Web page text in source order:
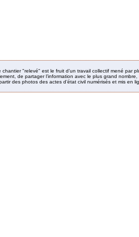
chantier "relevé" est le fruit d’un travail collectif mené par
de partager l’information avec le plus grand
des photos des actes d’état civil numérisés et mis en